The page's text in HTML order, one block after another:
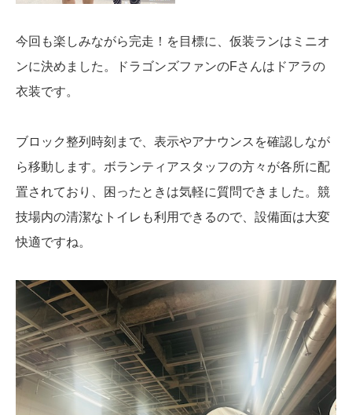
今回も楽しみながら完走！を目標に、仮装ランはミニオ
ンに決めました。ドラゴンズファンのFさんはドアラの
衣装です。
ブロック整列時刻まで、表示やアナウンスを確認しなが
ら移動します。ボランティアスタッフの方々が各所に配
置されており、困ったときは気軽に質問できました。競
技場内の清潔なトイレも利用できるので、設備面は大変
快適ですね。